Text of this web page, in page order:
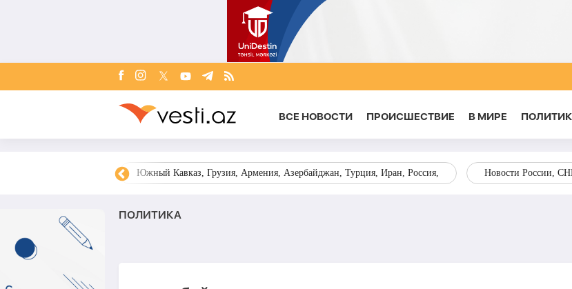
ВСЕ НОВОСТИ ПРОИСШЕСТВИЕ В МИРЕ
Южный Кавказ, Грузия, Армения, Азербайджан, Турция, Иран, Россия, Новости России,
ПОЛИТИКА